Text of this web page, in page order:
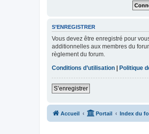
S’ENREGISTRER
Vous devez être enregistré pour
additionnelles aux membres du
règlement du forum.
Conditions d’utilisation | Politique
S’enregistrer
Accueil Portail Index du